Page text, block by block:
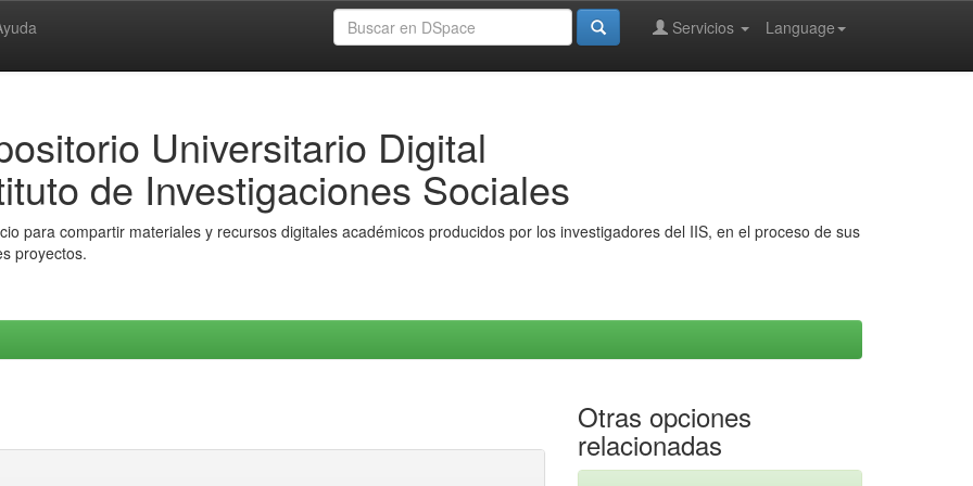
Language
Servicios
Universitario Digital
de Investigaciones Sociales
para compartir materiales y recursos digitales académicos producidos por los investigadores del IIS, en el proceso de sus
proyectos.
Otras opciones
relacionadas